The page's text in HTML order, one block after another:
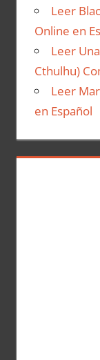
Leer
Online en
Leer
Cthulhu)
Leer
en Español